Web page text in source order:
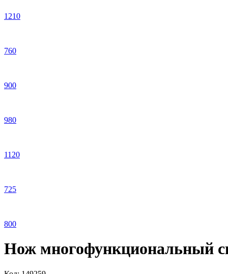
1 210
760
900
980
1120
725
800
Нож многофункциональный